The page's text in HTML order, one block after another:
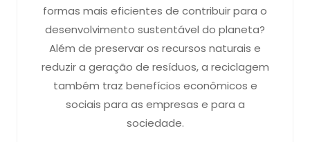
formas mais eficientes de contribuir para o
desenvolvimento sustentável do planeta?
Além de preservar os recursos naturais e
reduzir a geração de resíduos, a reciclagem
também traz benefícios econômicos e
sociais para as empresas e para a
sociedade.